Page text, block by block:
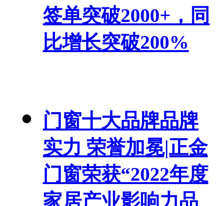
签单突破2000+，同
比增长突破200%
门窗十大品牌品牌
实力 荣誉加冕|正金
门窗荣获“2022年度
家居产业影响力品